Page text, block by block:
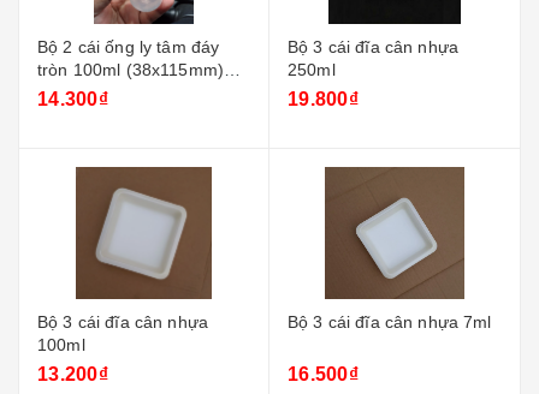
Bộ 2 cái ống ly tâm đáy
tròn 100ml (38x115mm)
nắp vặn
14.300₫
Bộ 3 cái đĩa cân nhựa
250ml
19.800₫
Bộ 3 cái đĩa cân nhựa
100ml
13.200₫
Bộ 3 cái đĩa cân nhựa 7ml
16.500₫